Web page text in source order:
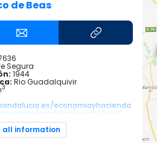
de Beas
Segura
1944
Rio Guadalquivir
3
economiayhacienda
modelos/cuerpo2.jsp?
Trucha, boga, carpa, black bass,
all information